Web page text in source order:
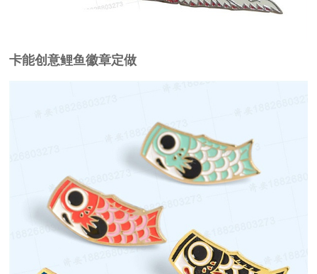
卡能创意鲤鱼徽章定做